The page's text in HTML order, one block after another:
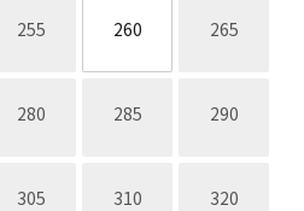
255재고없음 260 265재고없음
280재고없음 285재고없음 290재고없음
305재고없음 310재고없음 320재고없음